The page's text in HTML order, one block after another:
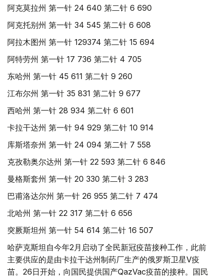
阿克莫拉州 第一针 24 640 第二针 6 690
阿克托别州 第一针 34 545 第二针 6 608
阿拉木图州 第一针 129374 第二针 15 694
阿特劳州 第一针 17 736 第二针 4 705
东哈州 第一针 45 611 第二针 9 260
江布尔州 第一针 35 831 第二针 9 677
西哈州 第一针 28 934 第二针 6 601
卡拉干达州 第一针 94 929 第二针 10 914
库斯塔奈州 第一针 24 094 第二针 7 558
克孜勒奥尔达州 第一针 22 593 第二针 6 846
曼格斯套州 第一针 20 330 第二针 3 283
巴甫洛达尔州 第一针 26 955 第二针 7 474
北哈州 第一针 22 317 第二针 6 656
突厥斯坦州 第一针 54 614 第二针 16 507
哈萨克斯坦自今年2月启动了全民新冠疫苗接种工作，此前
主要供应的是由卡拉干达州制药厂生产的俄罗斯卫星V疫
苗。26日开始，向国民提供国产QazVac疫苗的接种。国民